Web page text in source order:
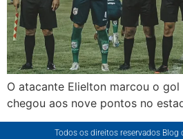
O atacante Elielton marcou o
chegou aos nove pontos no
Todos os direitos reservados Blog